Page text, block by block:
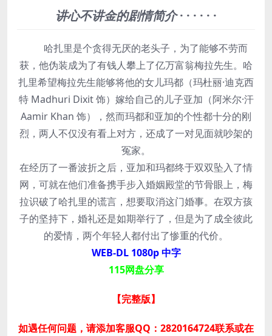
讲心不讲金的剧情简介· · · · · ·
哈扎里是个贪得无厌的老头子，为了能够不劳而
获，他伪装成为了有钱人攀上了亿万富翁梅拉先生。哈
扎里希望梅拉先生能够将他的女儿玛都（玛杜丽·迪克西
特 Madhuri Dixit 饰）嫁给自己的儿子亚加（阿米尔·汗
Aamir Khan 饰），然而玛都和亚加的个性都十分的刚
烈，两人不仅没有看上对方，还成了一对见面就吵架的
冤家。
在经历了一番波折之后，亚加和玛都终于双双坠入了情
网，可就在他们准备携手步入婚姻殿堂的节骨眼上，梅
拉识破了哈扎里的谎言，想要取消这门婚事。在双方孩
子的坚持下，婚礼还是如期举行了，但是为了成全彼此
的爱情，两个年轻人都付出了惨重的代价。
WEB-DL 1080p 中字
115网盘分享
【完整版】
如遇任何问题，请添加客服QQ：2820164724联系或在